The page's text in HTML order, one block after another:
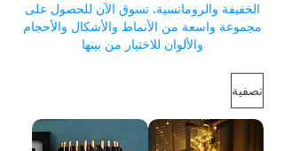
الخفيفة والرومانسية. تسوق الآن للحصول على
مجموعة واسعة من الأنماط والأشكال والأحجام
والألوان للاختيار من بينها
تصفية